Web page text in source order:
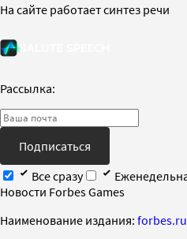
На сайте работает синтез речи
Рассылка:
Подписаться
Все сразу
Новости Forbes Games
Наименование издания: forbes.ru